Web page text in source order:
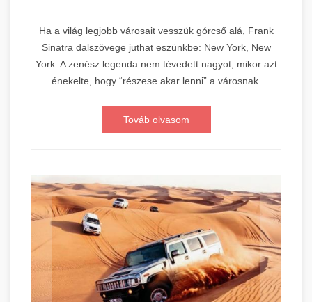
Ha a világ legjobb városait vesszük górcső alá, Frank
Sinatra dalszövege juthat eszünkbe: New York, New
York. A zenész legenda nem tévedett nagyot, mikor azt
énekelte, hogy “részese akar lenni” a városnak.
Továb olvasom